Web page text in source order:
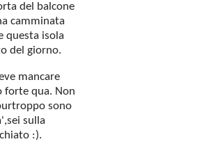
del balcone
camminata
questa isola
del giorno.
mancare
forte qua. Non
sono
sulla
:).